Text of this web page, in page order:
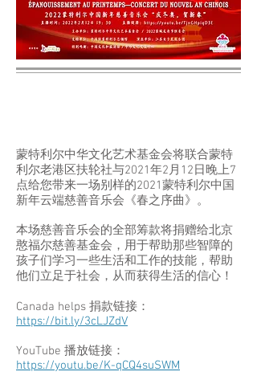
蒙特利尔中华文化艺术基金会将联合蒙特
利尔老港区扶轮社与2021年2月12日晚上7
点给您带来一场别样的2021蒙特利尔中国
新年云端慈善音乐会《春之序曲》。
本场慈善音乐会的全部筹款将捐赠给北京
憨福尔慈善基金会，用于帮助那些智障的
孩子们学习一些生活和工作的技能，帮助
他们立足于社会，从而获得生活的信心！
Canada helps 捐款链接：
https://bit.ly/3cLJZdV
YouTube 播放链接：
https://youtu.be/K-qCQ4suSWM